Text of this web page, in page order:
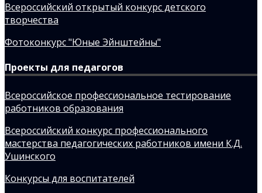
Всероссийский открытый конкурс детского
творчества
Фотоконкурс "Юные Эйнштейны"
Проекты для педагогов
Всероссийское профессиональное тестирование
работников образования
Всероссийский конкурс профессионального
мастерства педагогических работников имени К.Д.
Ушинского
Конкурсы для воспитателей